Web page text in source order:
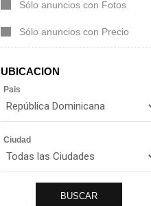
Sólo anuncios con Fotos
Sólo anuncios con Precio
UBICACION
Pais
Ciudad
BUSCAR